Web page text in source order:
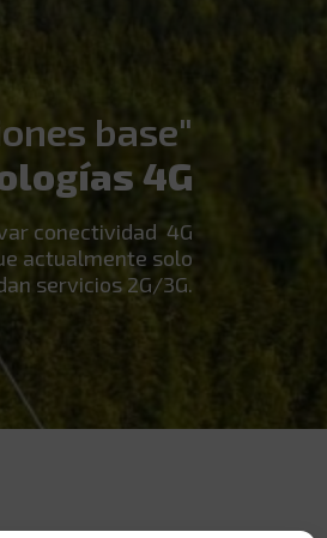
base"
4G
conectividad 4G
actualmente solo
servicios 2G/3G.